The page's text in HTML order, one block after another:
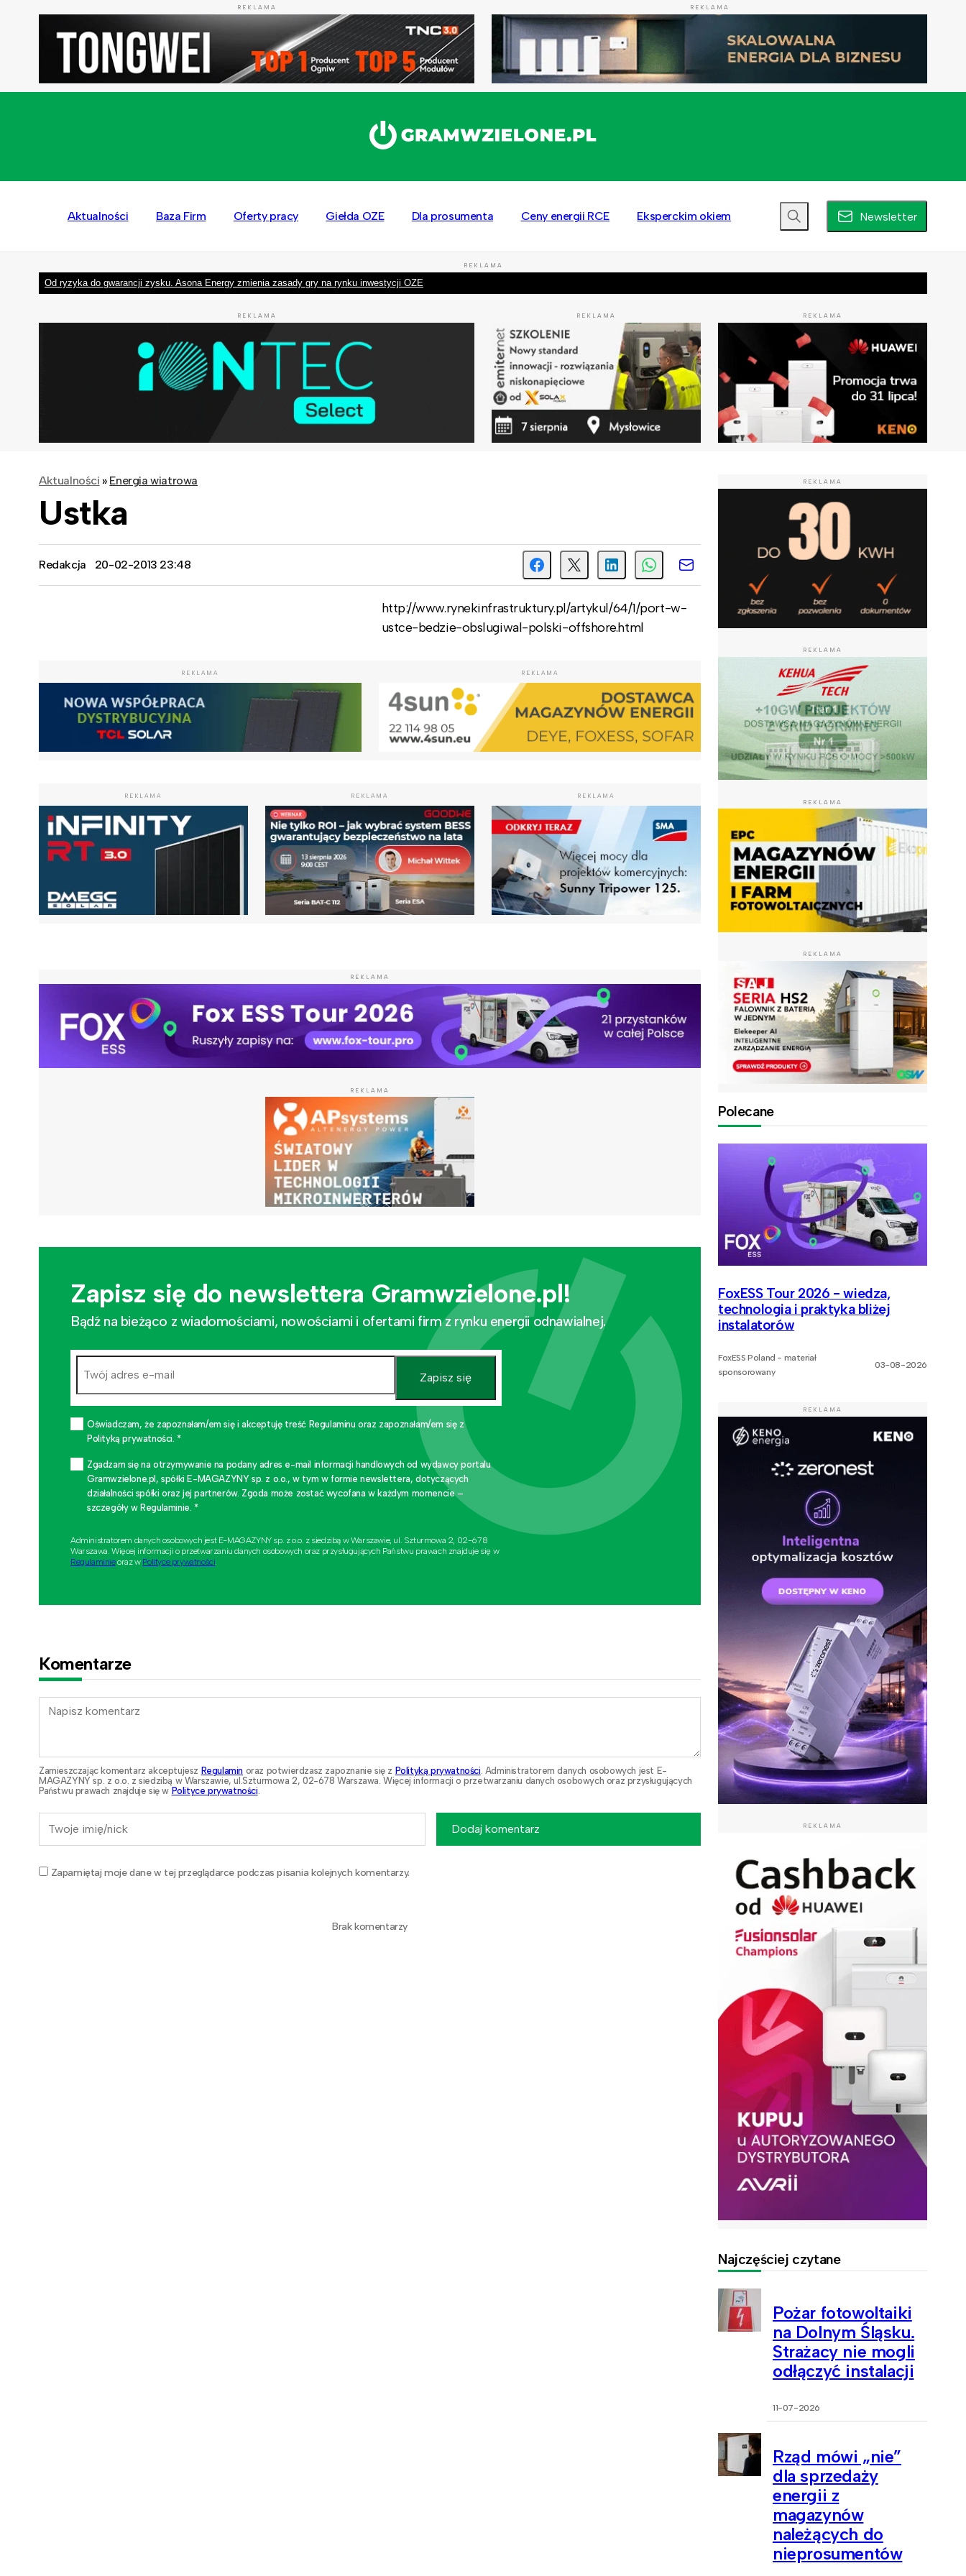
REKLAMA REKLAMA
Aktualności Baza Firm Oferty pracy Giełda OZE Dla prosumenta Ceny energii RCE Eksperckim okiem Newsletter
REKLAMA
Od ryzyka do gwarancji zysku. Asona Energy zmienia zasady gry na rynku inwestycji OZE
REKLAMA REKLAMA REKLAMA
Aktualności » Energia wiatrowa
Ustka
Redakcja 20-02-2013 23:48
http://www.rynekinfrastruktury.pl/artykul/64/1/port-w-
ustce-bedzie-obslugiwal-polski-offshore.html
REKLAMA REKLAMA
REKLAMA REKLAMA REKLAMA
REKLAMA
REKLAMA
Zapisz się do newslettera Gramwzielone.pl!
Bądź na bieżąco z wiadomościami, nowościami i ofertami firm z rynku energii odnawialnej.
Zapisz się
Oświadczam, że zapoznałam/em się i akceptuję treść Regulaminu oraz zapoznałam/em się z
Polityką prywatności. *
Zgadzam się na otrzymywanie na podany adres e-mail informacji handlowych od wydawcy portalu
Gramwzielone.pl, spółki E-MAGAZYNY sp. z o.o., w tym w formie newslettera, dotyczących
działalności spółki oraz jej partnerów. Zgoda może zostać wycofana w każdym momencie –
szczegóły w Regulaminie. *
Administratorem danych osobowych jest E-MAGAZYNY sp. z o.o. z siedzibą w Warszawie, ul. Szturmowa 2, 02-678
Warszawa. Więcej informacji o przetwarzaniu danych osobowych oraz przysługujących Państwu prawach znajduje się w
Regulaminieoraz w Polityce prywatności
Komentarze
Zamieszczając komentarz akceptujesz Regulamin oraz potwierdzasz zapoznanie się z Polityką prywatności . Administratorem danych osobowych jest E-
MAGAZYNY sp. z o.o. z siedzibą w Warszawie, ul.Szturmowa 2, 02-678 Warszawa. Więcej informacji o przetwarzaniu danych osobowych oraz przysługujących
Państwu prawach znajduje się w Polityce prywatności
Zapamiętaj moje dane w tej przeglądarce podczas pisania kolejnych komentarzy.
Dodaj komentarz
Brak komentarzy
REKLAMA
REKLAMA
REKLAMA
REKLAMA
Polecane
FoxESS Tour 2026 - wiedza,
technologia i praktyka bliżej
instalatorów
FoxESS Poland - materiał
sponsorowany
03-08-2026
REKLAMA
REKLAMA
Najczęściej czytane
Pożar fotowoltaiki
na Dolnym Śląsku.
Strażacy nie mogli
odłączyć instalacji
11-07-2026
Rząd mówi „nie”
dla sprzedaży
energii z
magazynów
należących do
nieprosumentów